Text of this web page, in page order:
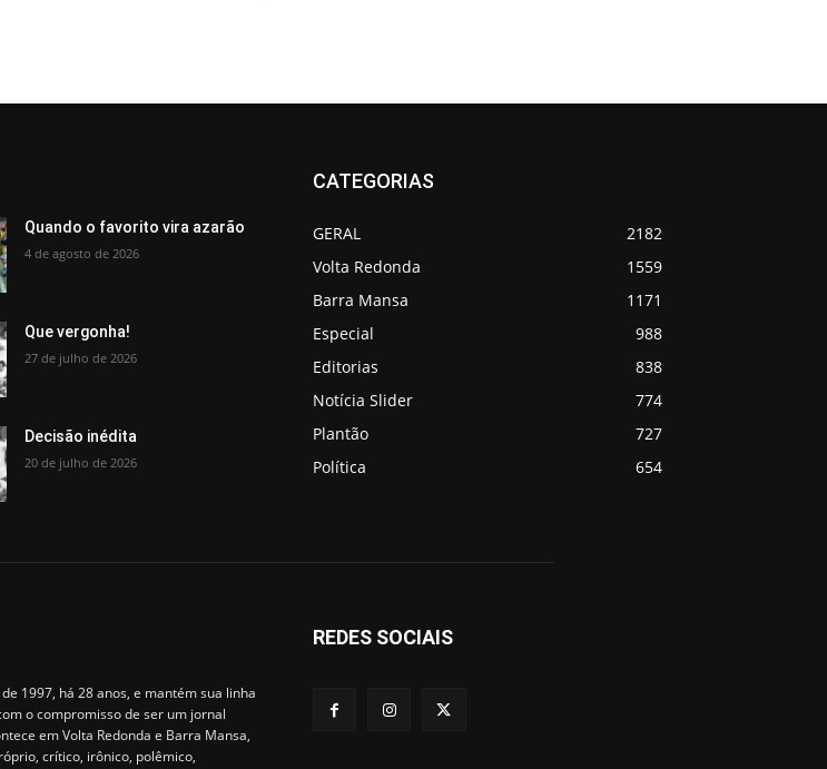
Quando o favorito vira azarão
4 de agosto de 2026
Que vergonha!
27 de julho de 2026
Decisão inédita
20 de julho de 2026
CATEGORIAS
GERAL
2182
Volta Redonda
1559
Barra Mansa
1171
Especial
988
Editorias
838
Notícia Slider
774
Plantão
727
Política
654
1997, há 28 anos, e mantém sua linha
o compromisso de ser um jornal
em Volta Redonda e Barra Mansa,
crítico, irônico, polêmico,
REDES SOCIAIS